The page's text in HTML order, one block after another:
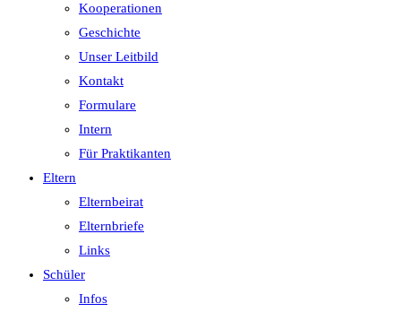
Kooperationen
Geschichte
Unser Leitbild
Kontakt
Formulare
Intern
Für Praktikanten
Eltern
Elternbeirat
Elternbriefe
Links
Schüler
Infos